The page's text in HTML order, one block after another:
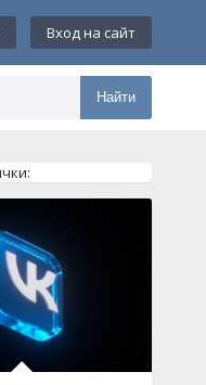
Вход на сайт
Найти